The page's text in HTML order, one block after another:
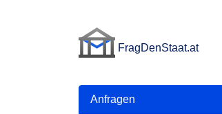
FragDenStaat.at
Anfragen